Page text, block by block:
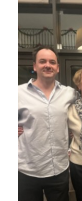
Photos▼
bcsh.fr
Inscription aux stages